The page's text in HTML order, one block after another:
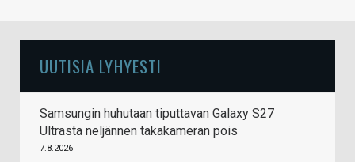
UUTISIA LYHYESTI
Samsungin huhutaan tiputtavan Galaxy S27
Ultrasta neljännen takakameran pois
7.8.2026